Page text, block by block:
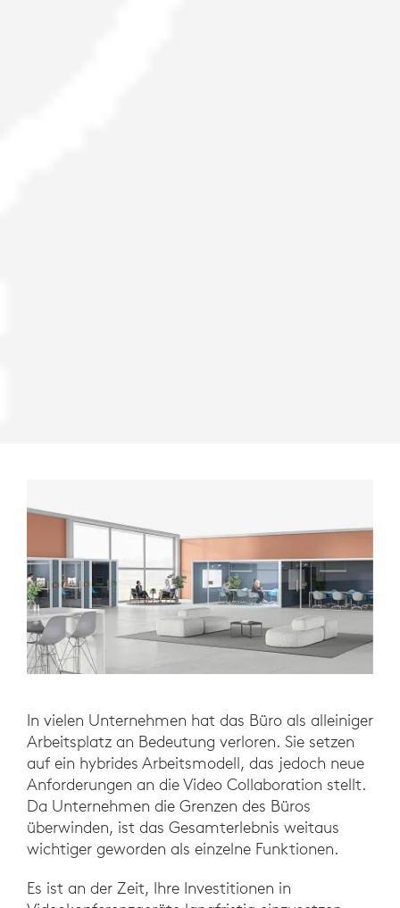
In vielen Unternehmen hat das Büro als alleiniger
Arbeitsplatz an Bedeutung verloren. Sie setzen
auf ein hybrides Arbeitsmodell, das jedoch neue
Anforderungen an die Video Collaboration stellt.
Da Unternehmen die Grenzen des Büros
überwinden, ist das Gesamterlebnis weitaus
wichtiger geworden als einzelne Funktionen.
Es ist an der Zeit, Ihre Investitionen in